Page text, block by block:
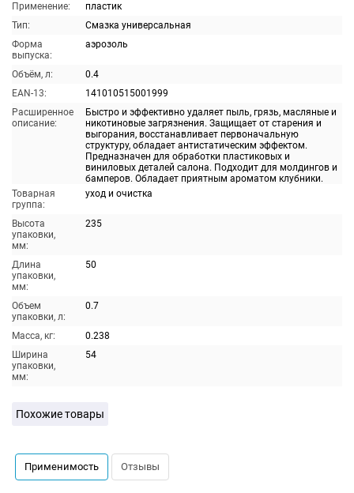
Применение:
пластик
Тип:
Смазка универсальная
Форма
выпуска:
аэрозоль
Объём, л:
0.4
EAN-13:
141010515001999
Расширенное
описание:
Быстро и эффективно удаляет пыль, грязь, масляные и
никотиновые загрязнения. Защищает от старения и
выгорания, восстанавливает первоначальную
структуру, обладает антистатическим эффектом.
Предназначен для обработки пластиковых и
виниловых деталей салона. Подходит для молдингов и
бамперов. Обладает приятным ароматом клубники.
Товарная
группа:
уход и очистка
Высота
упаковки,
мм:
235
Длина
упаковки,
мм:
50
Объем
упаковки, л:
0.7
Масса, кг:
0.238
Ширина
упаковки,
мм:
54
Похожие товары
Применимость Отзывы